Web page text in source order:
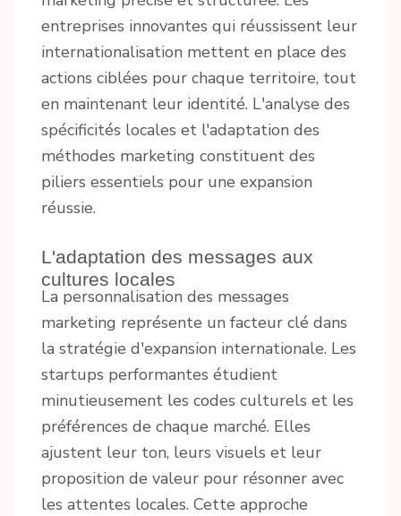
entreprises innovantes qui réussissent leur
internationalisation mettent en place des
actions ciblées pour chaque territoire, tout
en maintenant leur identité. L'analyse des
spécificités locales et l'adaptation des
méthodes marketing constituent des
piliers essentiels pour une expansion
réussie.
L'adaptation des messages aux
cultures locales
La personnalisation des messages
marketing représente un facteur clé dans
la stratégie d'expansion internationale. Les
startups performantes étudient
minutieusement les codes culturels et les
préférences de chaque marché. Elles
ajustent leur ton, leurs visuels et leur
proposition de valeur pour résonner avec
les attentes locales. Cette approche